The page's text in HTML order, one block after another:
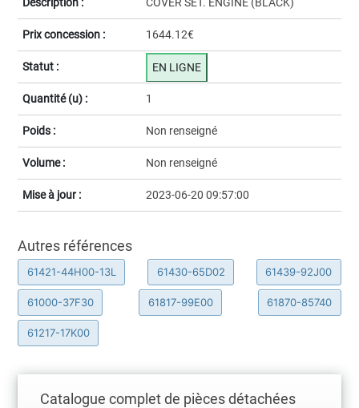
Prix concession : 1644.12€
Statut : EN LIGNE
Quantité (u) : 1
Poids : Non renseigné
Volume : Non renseigné
Mise à jour : 2023-06-20 09:57:00
Autres références
61421-44H00-13L 61430-65D02 61439-92J00
61000-37F30 61817-99E00 61870-85740
61217-17K00
Catalogue complet de pièces détachées